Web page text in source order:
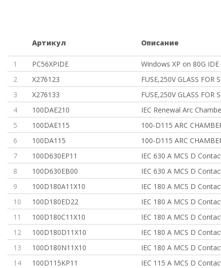
Артикул Описание
1 PC56XPIDE
Windows XP on 80G
2
X276123
FUSE,250V GLASS FOR
3
X276133
FUSE,250V GLASS FOR
4
100DAE210
IEC Renewal Arc
5
100DAE115
100-D115 ARC
6
100DA115
100-D115 ARC
7
100D630EP11
IEC 630 A MCS D
8
100D630EB00
IEC 630 A MCS D
9
100D180A11X10
IEC 180 A MCS D
10
100D180ED22
IEC 180 A MCS D
11
100D180C11X10
IEC 180 A MCS D
12
100D180D11X10
IEC 180 A MCS D
13
100D180N11X10
IEC 180 A MCS D
14
100D115KP11
IEC 115 A MCS D